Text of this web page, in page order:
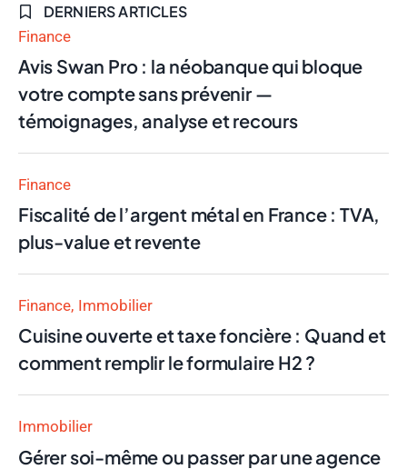
DERNIERS ARTICLES
Finance
Avis Swan Pro : la néobanque qui bloque
votre compte sans prévenir —
témoignages, analyse et recours
Finance
Fiscalité de l’argent métal en France : TVA,
plus-value et revente
Finance Immobilier
Cuisine ouverte et taxe foncière : Quand et
comment remplir le formulaire H2 ?
Immobilier
Gérer soi-même ou passer par une agence